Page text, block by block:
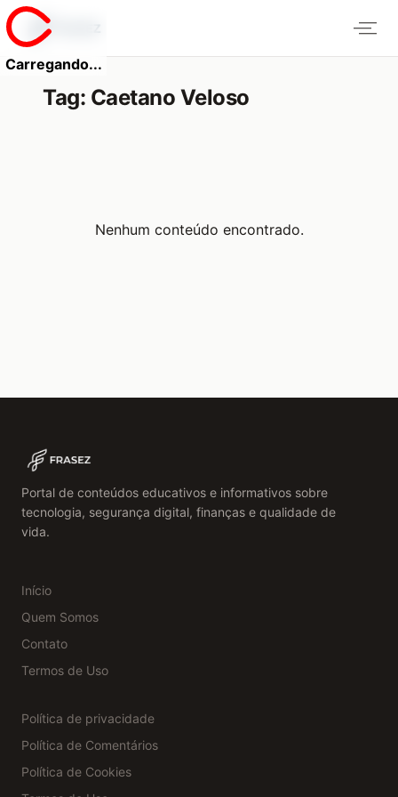
Carregando...
Tag: Caetano Veloso
Nenhum conteúdo encontrado.
Portal de conteúdos educativos e informativos sobre
tecnologia, segurança digital, finanças e qualidade de
vida.
Início
Quem Somos
Contato
Termos de Uso
Política de privacidade
Política de Comentários
Política de Cookies